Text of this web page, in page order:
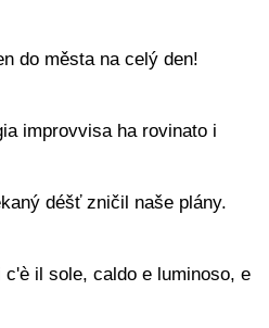
do města na celý den!
improvvisa ha rovinato i
déšť zničil naše plány.
il sole, caldo e luminoso, e